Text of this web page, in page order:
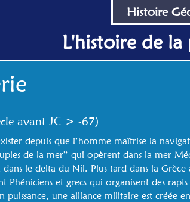
Histoire
L'histoire de
avant JC > -67)
depuis que l’homme maîtrise la
de la mer” qui opèrent dans la mer
le delta du Nil. Plus tard dans la
Phéniciens et grecs qui organisent des
puissance, une alliance militaire est créée